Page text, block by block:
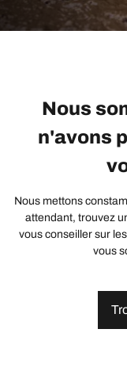
Nous
n'avons
Nous mettons
attendant, trouvez
vous conseiller sur
vous